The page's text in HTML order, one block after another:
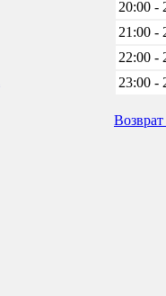
20:00 -
21:00 -
22:00 -
23:00 -
Возврат